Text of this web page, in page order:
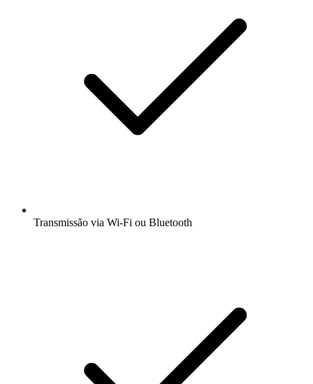
Transmissão via Wi-Fi ou Bluetooth